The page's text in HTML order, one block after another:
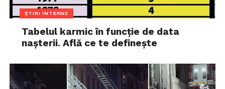
ȘTIRI INTERNE
Tabelul karmic în funcție de data
nașterii. Află ce te definește